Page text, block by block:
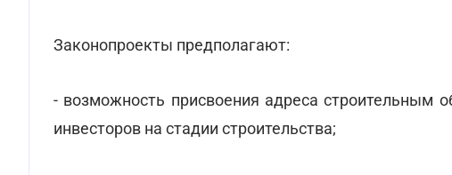
Законопроекты предполагают:
- возможность присвоения адреса строительным
инвесторов на стадии строительства;